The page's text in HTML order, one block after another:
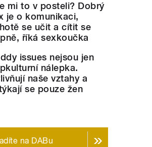
mi to v posteli? Dobrý
je o komunikaci,
se učit a cítit se
říká sexkoučka
issues nejsou jen
nálepka.
naše vztahy a
se pouze žen
na DABu